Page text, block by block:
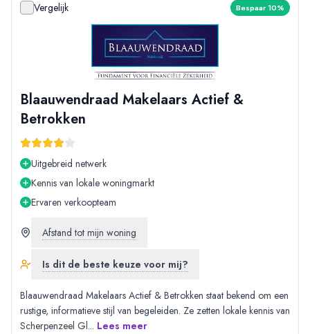
Vergelijk Bespaar 10%
Blaauwendraad Makelaars Actief &
Betrokken
Uitgebreid netwerk
Kennis van lokale woningmarkt
Ervaren verkoopteam
Afstand tot mijn woning
Is dit de beste keuze voor mij?
Blaauwendraad Makelaars Actief & Betrokken staat bekend om een
rustige, informatieve stijl van begeleiden. Ze zetten lokale kennis van
Scherpenzeel Gl... Lees meer